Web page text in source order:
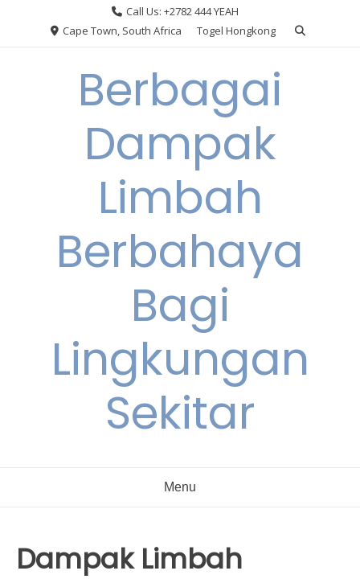
Call Us: +2782 444 YEAH
Cape Town, South Africa
Togel Hongkong
Berbagai
Dampak
Limbah
Berbahaya
Bagi
Lingkungan
Sekitar
Menu
Dampak Limbah